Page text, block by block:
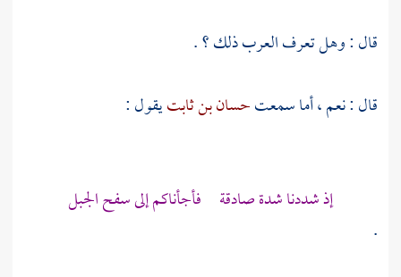
قال : وهل تعرف العرب ذلك ؟ .
قال : نعم ، أما سمعتحسان بن ثابتيقول :
إذ شددنا شدة صادقة فأجأناكم إلى سفح الجبل
.